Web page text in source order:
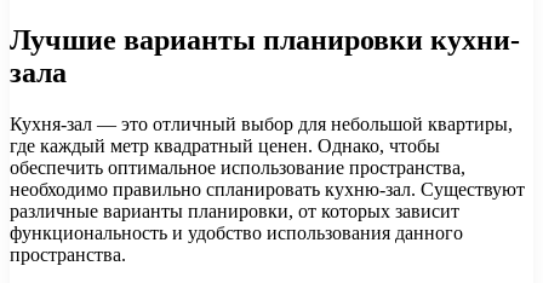
Лучшие варианты планировки кухни-
зала
Кухня-зал — это отличный выбор для небольшой квартиры,
где каждый метр квадратный ценен. Однако, чтобы
обеспечить оптимальное использование пространства,
необходимо правильно спланировать кухню-зал. Существуют
различные варианты планировки, от которых зависит
функциональность и удобство использования данного
пространства.